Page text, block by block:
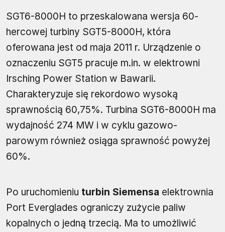
SGT6-8000H to przeskalowana wersja 60-
hercowej turbiny SGT5-8000H, która
oferowana jest od maja 2011 r. Urządzenie o
oznaczeniu SGT5 pracuje m.in. w elektrowni
Irsching Power Station w Bawarii.
Charakteryzuje się rekordowo wysoką
sprawnością 60,75%. Turbina SGT6-8000H ma
wydajność 274 MW i w cyklu gazowo-
parowym również osiąga sprawność powyżej
60%.
Po uruchomieniu turbin Siemensa elektrownia
Port Everglades ograniczy zużycie paliw
kopalnych o jedną trzecią. Ma to umożliwić